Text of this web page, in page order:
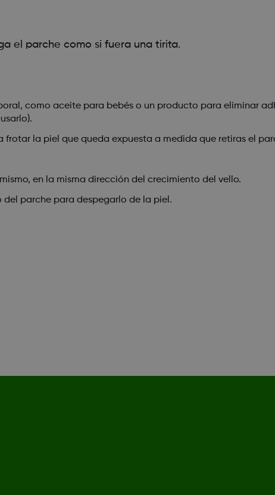
el parche como si fuera una tirita.
como aceite para bebés o un producto para eliminar
la piel que queda expuesta a medida que retiras el
en la misma dirección del crecimiento del vello.
del parche para despegarlo de la piel.